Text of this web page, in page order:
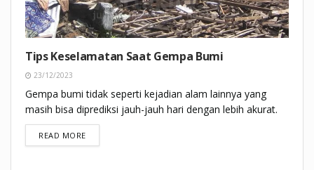
Tips Keselamatan Saat Gempa Bumi
23/12/2023
Gempa bumi tidak seperti kejadian alam lainnya yang
masih bisa diprediksi jauh-jauh hari dengan lebih akurat.
READ MOREDETAILS